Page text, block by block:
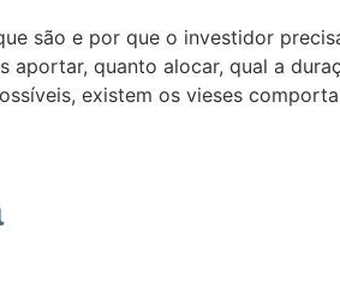
são e por que o investidor
aportar, quanto alocar, qual a
existem os vieses